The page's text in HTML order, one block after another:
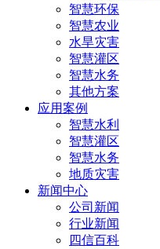
智慧环保
智慧农业
水旱灾害
智慧灌区
智慧水务
其他方案
应用案例
智慧水利
智慧灌区
智慧水务
地质灾害
新闻中心
公司新闻
行业新闻
四信百科